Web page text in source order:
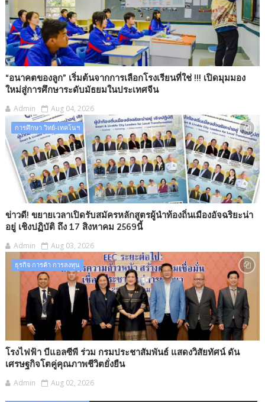
“อนาคตของลูก” เริ่มต้นจากการเลือกโรงเรียนที่ใช่ !!! เปิดมุมมอง
ใหม่สู่การศึกษาระดับมัธยมในประเทศจีน
Admin Aug 04, 2026
การศึกษา วิทย์-เทคโนฯ
ข่าวดี! ขยายเวลาเปิดรับสมัครหลักสูตรผู้นำท้องถิ่นเมืองอัจฉริยะน่า
อยู่ เชิงปฏิบัติ ถึง 17 สิงหาคม 2569นี้
Admin Aug 03, 2026
ธุรกิจ การค้า การลงทุน​
โรงไฟฟ้า บีแอลซีพี ร่วม กรมประชาสัมพันธ์ แสดงวิสัยทัศน์ ดัน
เศรษฐกิจโตคู่คุณภาพชีวิตยั่งยืน
Admin Aug 02, 2026